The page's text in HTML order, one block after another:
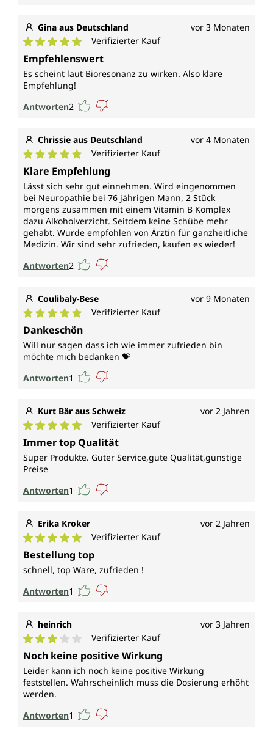
Gina aus Deutschland vor 3 Monaten
Durchschnittliche Bewertung von 5 von 5 Sternen
Verifizierter Kauf
Empfehlenswert
Es scheint laut Bioresonanz zu wirken. Also klare
Empfehlung!
Antworten2
Chrissie aus Deutschland vor 4 Monaten
Durchschnittliche Bewertung von 5 von 5 Sternen
Verifizierter Kauf
Klare Empfehlung
Lässt sich sehr gut einnehmen. Wird eingenommen
bei Neuropathie bei 76 jährigen Mann, 2 Stück
morgens zusammen mit einem Vitamin B Komplex
dazu Alkoholverzicht. Seitdem keine Schübe mehr
gehabt. Wurde empfohlen von Ärztin für ganzheitliche
Medizin. Wir sind sehr zufrieden, kaufen es wieder!
Antworten2
Coulibaly-Bese vor 9 Monaten
Durchschnittliche Bewertung von 5 von 5 Sternen
Verifizierter Kauf
Dankeschön
Will nur sagen dass ich wie immer zufrieden bin
möchte mich bedanken 💝
Antworten1
Kurt Bär aus Schweiz vor 2 Jahren
Durchschnittliche Bewertung von 5 von 5 Sternen
Verifizierter Kauf
Immer top Qualität
Super Produkte. Guter Service,gute Qualität,günstige
Preise
Antworten1
Erika Kroker vor 2 Jahren
Durchschnittliche Bewertung von 5 von 5 Sternen
Verifizierter Kauf
Bestellung top
schnell, top Ware, zufrieden !
Antworten1
heinrich vor 3 Jahren
Durchschnittliche Bewertung von 3 von 5 Sternen
Verifizierter Kauf
Noch keine positive Wirkung
Leider kann ich noch keine positive Wirkung
feststellen. Wahrscheinlich muss die Dosierung erhöht
werden.
Antworten1